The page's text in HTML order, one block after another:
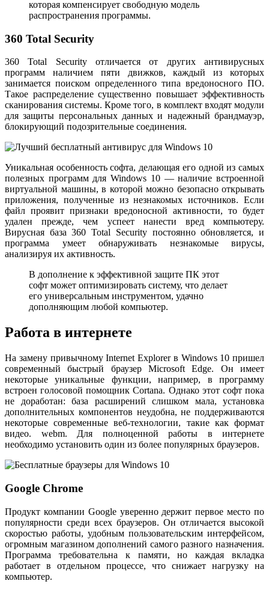
которая компенсирует свободную модель
распространения программы.
360 Total Security
360 Total Security отличается от других антивирусных
программ наличием пяти движков, каждый из которых
занимается поиском определенного типа вредоносного ПО.
Такое распределение существенно повышает эффективность
сканирования системы. Кроме того, в комплект входят модули
для защиты персональных данных и надежный брандмауэр,
блокирующий подозрительные соединения.
Уникальная особенность софта, делающая его одной из самых
полезных программ для Windows 10 — наличие встроенной
виртуальной машины, в которой можно безопасно открывать
приложения, полученные из незнакомых источников. Если
файл проявит признаки вредоносной активности, то будет
удален прежде, чем успеет нанести вред компьютеру.
Вирусная база 360 Total Security постоянно обновляется, и
программа умеет обнаруживать незнакомые вирусы,
анализируя их активность.
В дополнение к эффективной защите ПК этот
софт может оптимизировать систему, что делает
его универсальным инструментом, удачно
дополняющим любой компьютер.
Работа в интернете
На замену привычному Internet Explorer в Windows 10 пришел
современный быстрый браузер Microsoft Edge. Он имеет
некоторые уникальные функции, например, в программу
встроен голосовой помощник Cortana. Однако этот софт пока
не доработан: база расширений слишком мала, установка
дополнительных компонентов неудобна, не поддерживаются
некоторые современные веб-технологии, такие как формат
видео. webm. Для полноценной работы в интернете
необходимо установить один из более популярных браузеров.
Google Chrome
Продукт компании Google уверенно держит первое место по
популярности среди всех браузеров. Он отличается высокой
скоростью работы, удобным пользовательским интерфейсом,
огромным магазином дополнений самого разного назначения.
Программа требовательна к памяти, но каждая вкладка
работает в отдельном процессе, что снижает нагрузку на
компьютер.